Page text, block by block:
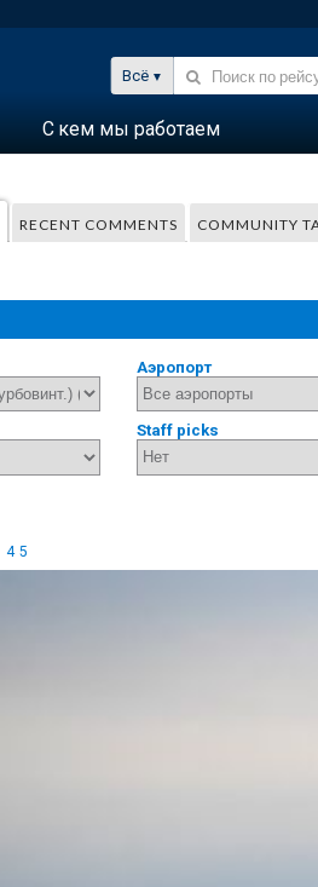
Всё
С кем мы работаем
RECENT COMMENTS COMMUNITY
Аэропорт
Staff picks
4 5